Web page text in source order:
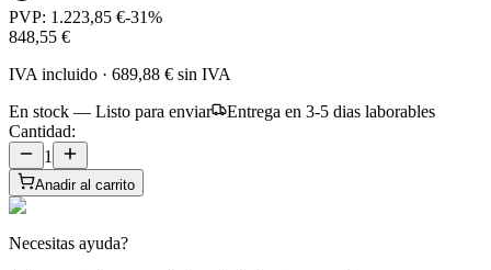
PVP: 1.223,85 €-31%
848,55 €
IVA incluido · 689,88 € sin IVA
En stock — Listo para enviar
Entrega en 3-5 dias laborables
Cantidad:
1
Anadir al carrito
Necesitas ayuda?